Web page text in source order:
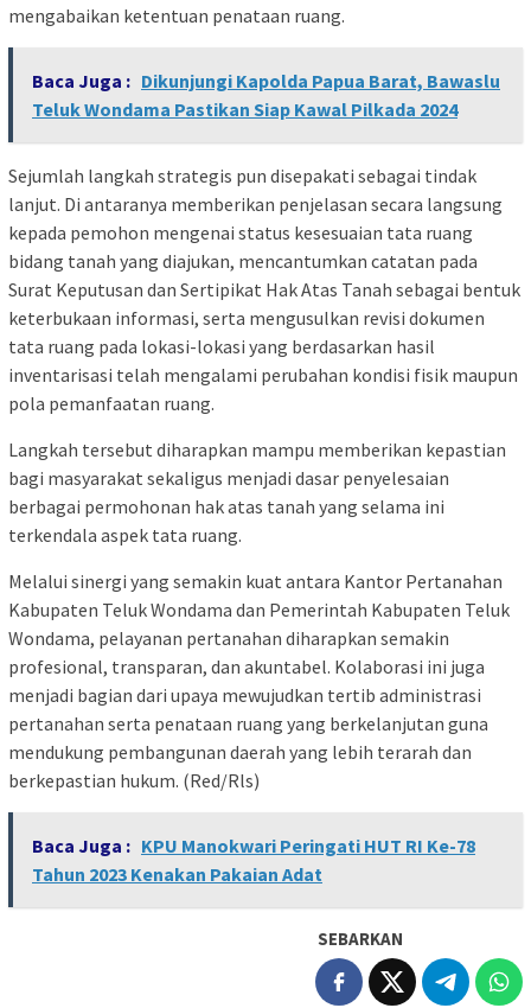
mengabaikan ketentuan penataan ruang.
Baca Juga : Dikunjungi Kapolda Papua Barat, Bawaslu
Teluk Wondama Pastikan Siap Kawal Pilkada 2024
Sejumlah langkah strategis pun disepakati sebagai tindak
lanjut. Di antaranya memberikan penjelasan secara langsung
kepada pemohon mengenai status kesesuaian tata ruang
bidang tanah yang diajukan, mencantumkan catatan pada
Surat Keputusan dan Sertipikat Hak Atas Tanah sebagai bentuk
keterbukaan informasi, serta mengusulkan revisi dokumen
tata ruang pada lokasi-lokasi yang berdasarkan hasil
inventarisasi telah mengalami perubahan kondisi fisik maupun
pola pemanfaatan ruang.
Langkah tersebut diharapkan mampu memberikan kepastian
bagi masyarakat sekaligus menjadi dasar penyelesaian
berbagai permohonan hak atas tanah yang selama ini
terkendala aspek tata ruang.
Melalui sinergi yang semakin kuat antara Kantor Pertanahan
Kabupaten Teluk Wondama dan Pemerintah Kabupaten Teluk
Wondama, pelayanan pertanahan diharapkan semakin
profesional, transparan, dan akuntabel. Kolaborasi ini juga
menjadi bagian dari upaya mewujudkan tertib administrasi
pertanahan serta penataan ruang yang berkelanjutan guna
mendukung pembangunan daerah yang lebih terarah dan
berkepastian hukum. (Red/Rls)
Baca Juga : KPU Manokwari Peringati HUT RI Ke-78
Tahun 2023 Kenakan Pakaian Adat
SEBARKAN